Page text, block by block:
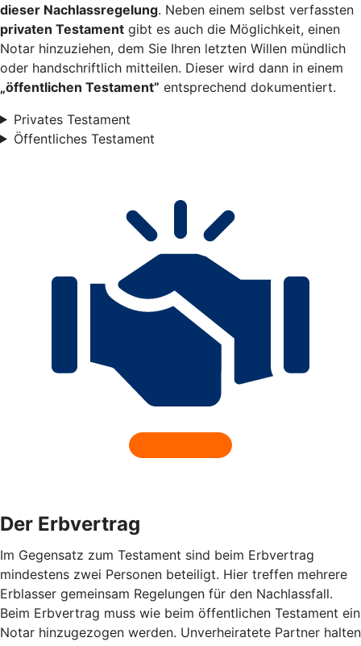
dieser Nachlassregelung. Neben einem selbst verfassten
privaten Testament gibt es auch die Möglichkeit, einen
Notar hinzuziehen, dem Sie Ihren letzten Willen mündlich
oder handschriftlich mitteilen. Dieser wird dann in einem
„öffentlichen Testament” entsprechend dokumentiert.
Privates Testament
Öffentliches Testament
Der Erbvertrag
Im Gegensatz zum Testament sind beim Erbvertrag
mindestens zwei Personen beteiligt. Hier treffen mehrere
Erblasser gemeinsam Regelungen für den Nachlassfall.
Beim Erbvertrag muss wie beim öffentlichen Testament ein
Notar hinzugezogen werden. Unverheiratete Partner halten